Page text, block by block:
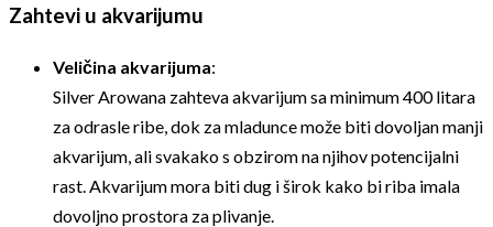
Zahtevi u akvarijumu
Veličina akvarijuma:
Silver Arowana zahteva akvarijum sa minimum 400 litara
za odrasle ribe, dok za mladunce može biti dovoljan manji
akvarijum, ali svakako s obzirom na njihov potencijalni
rast. Akvarijum mora biti dug i širok kako bi riba imala
dovoljno prostora za plivanje.